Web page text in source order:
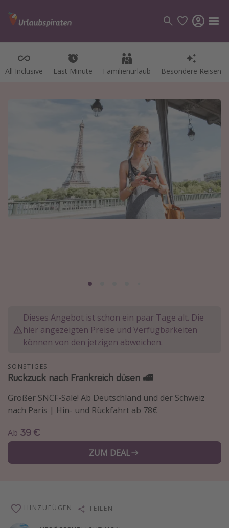
All Inclusive Last Minute Familienurlaub Besondere Reisen
Kategorien
Alle Reiseziele
Bodensee Urlaub
Tulum Urlaub
Sri Lanka Rundreise
Alle Reisethemen
Disneyland Paris
Strandurlaub
Gruppenreisen
Dieses Angebot ist schon ein paar Tage alt. Die
hier angezeigten Preise und Verfügbarkeiten
können von den jetzigen abweichen.
SONSTIGES
Ruckzuck nach Frankreich düsen 🚄
Großer SNCF-Sale! Ab Deutschland und der Schweiz
nach Paris | Hin- und Rückfahrt ab 78€
Ab 39 €
ZUM DEAL
HINZUFÜGEN TEILEN